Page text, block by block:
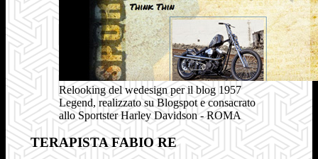
Relooking del wedesign per il blog 1957
Legend, realizzato su Blogspot e consacrato
allo Sportster Harley Davidson - ROMA
TERAPISTA FABIO RE